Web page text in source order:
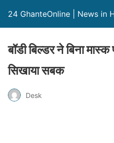
24 GhanteOnline | News in
बॉडी बिल्डर ने बिना
सिखाया सबक
Desk